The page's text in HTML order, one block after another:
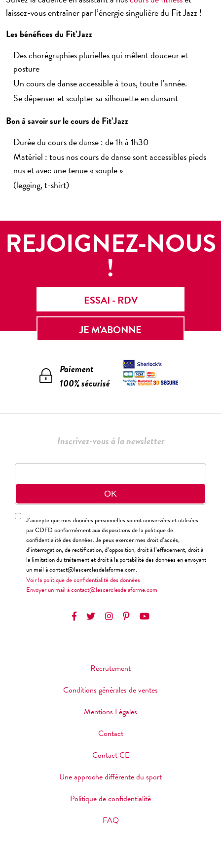
laissez-vous entraîner par l’énergie singulière du Fit Jazz !
Les bénéfices du Fit’Jazz
Des chorégraphies plurielles qui mêlentdouceur et
posture
Un cours de danseaccessible à tous, toute l’année.
Se dépenser etsculpter sa silhouetteen dansant
Bon à savoir sur le cours de Fit’Jazz
Durée du cours de danse : de 1h à 1h30
Matériel : tous nos cours de danse sont accessibles pieds
nus et avec une tenue « souple »
(legging, t-shirt)
REJOIGNEZ-NOUS
!
ESSAI - RDV
JE M'ABONNE
Paiement
100% sécurisé
Inscrivez-vous à la newsletter
J’accepte que mes données personnelles soient conservées et utilisées
par CDFD conformément aux dispositions de la politique de
confidentialité des données. Je peux exercer mes droit d’accès,
d’interrogation, de rectification, d’opposition, droit à l’effacement, droit à
la limitation du traitement et droit à la portabilité des données en envoyant
un mail à contact@lescerclesdelaforme.com.
Voir la politique de confidentialité des données
Envoyer un mail à contact@lescerclesdelaforme.com
Recrutement
Conditions générales de ventes
Mentions Légales
Contact
Contact CE
Une approche différente du sport
Politique de confidentialité
FAQ